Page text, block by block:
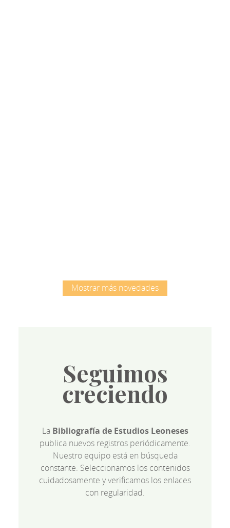
Mostrar más novedades
Seguimos
creciendo
La Bibliografía de Estudios Leoneses
publica nuevos registros periódicamente.
Nuestro equipo está en búsqueda
constante. Seleccionamos los contenidos
cuidadosamente y verificamos los enlaces
con regularidad.